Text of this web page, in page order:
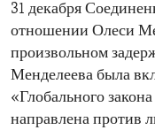
31 декабря
отношении Олеси
произвольном
Менделеева была
«Глобального
направлена против